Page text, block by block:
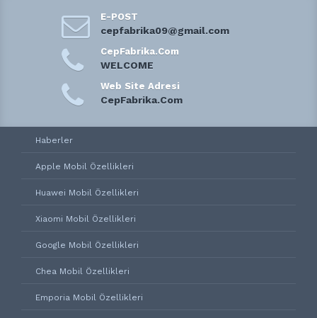
E-POST
cepfabrika09@gmail.com
CepFabrika.Com
WELCOME
Web Site Adresi
CepFabrika.Com
Haberler
Apple Mobil Özellikleri
Huawei Mobil Özellikleri
Xiaomi Mobil Özellikleri
Google Mobil Özellikleri
Chea Mobil Özellikleri
Emporia Mobil Özellikleri